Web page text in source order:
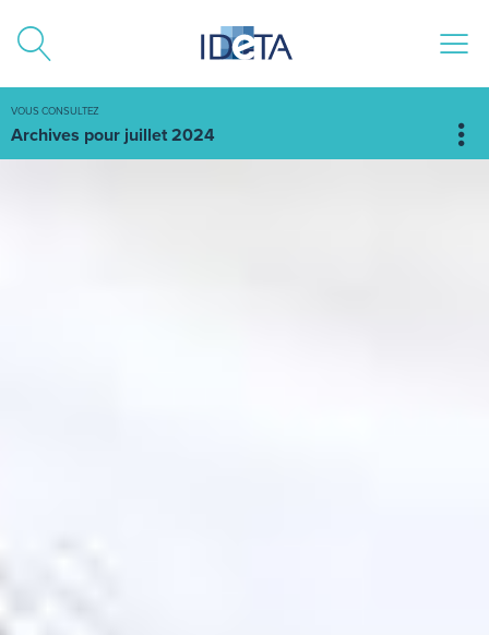
VOUS CONSULTEZ
Archives pour juillet 2024